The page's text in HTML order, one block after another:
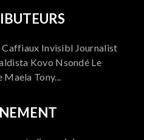
Invisibl Journalist
Kovo Nsondé Le
Tony...